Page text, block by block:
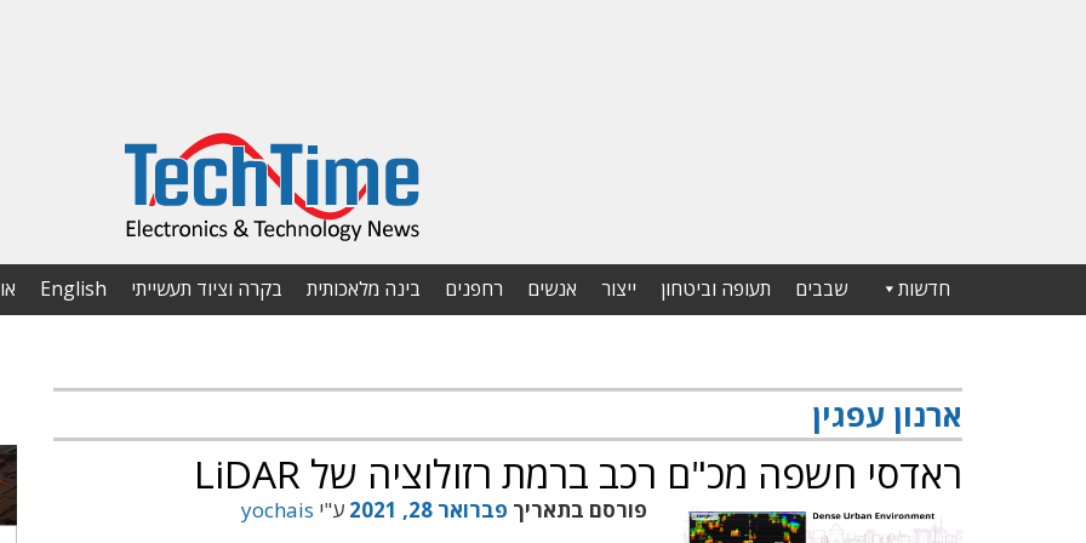
חדשות שבבים תעופה וביטחון ייצור אנשים רחפנים בינה מלאכותית בקרה וציוד תעשייתי English
ארנון עפגין
ראדסי חשפה מכ"ם רכב ברמת רזולוציה של LiDAR
פורסם בתאריך פברואר 28, 2021 ע"י yochais